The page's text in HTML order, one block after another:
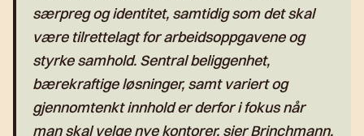
særpreg og identitet, samtidig som det skal
være tilrettelagt for arbeidsoppgavene og
styrke samhold. Sentral beliggenhet,
bærekraftige løsninger, samt variert og
gjennomtenkt innhold er derfor i fokus når
man skal velge nye kontorer, sier Brinchmann.